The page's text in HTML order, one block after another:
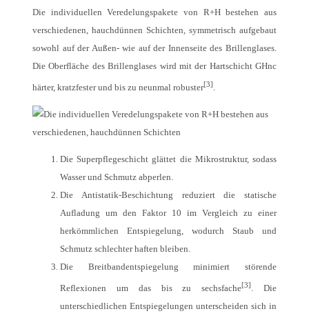
Die individuellen Veredelungspakete von R+H bestehen aus
verschiedenen, hauchdünnen Schichten, symmetrisch aufgebaut
sowohl auf der Außen- wie auf der Innenseite des Brillenglases.
Die Oberfläche des Brillenglases wird mit der Hartschicht GHnc
härter, kratzfester und bis zu neunmal robuster[3]
Die Superpflegeschicht glättet die Mikrostruktur, sodass
Wasser und Schmutz abperlen.
Die Antistatik-Beschichtung reduziert die statische
Aufladung um den Faktor 10 im Vergleich zu einer
herkömmlichen Entspiegelung, wodurch Staub und
Schmutz schlechter haften bleiben.
Die Breitbandentspiegelung minimiert störende
Reflexionen um das bis zu sechsfache[3]. Die
unterschiedlichen Entspiegelungen unterscheiden sich in